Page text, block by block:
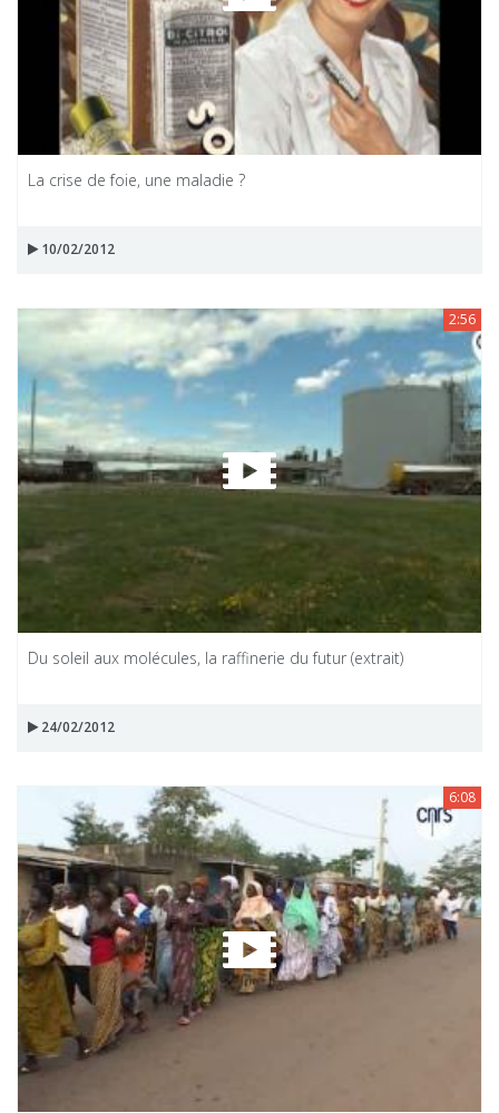
La crise de foie, une maladie ?
10/02/2012
2:56
Du soleil aux molécules, la raffinerie du futur (extrait)
24/02/2012
6:08